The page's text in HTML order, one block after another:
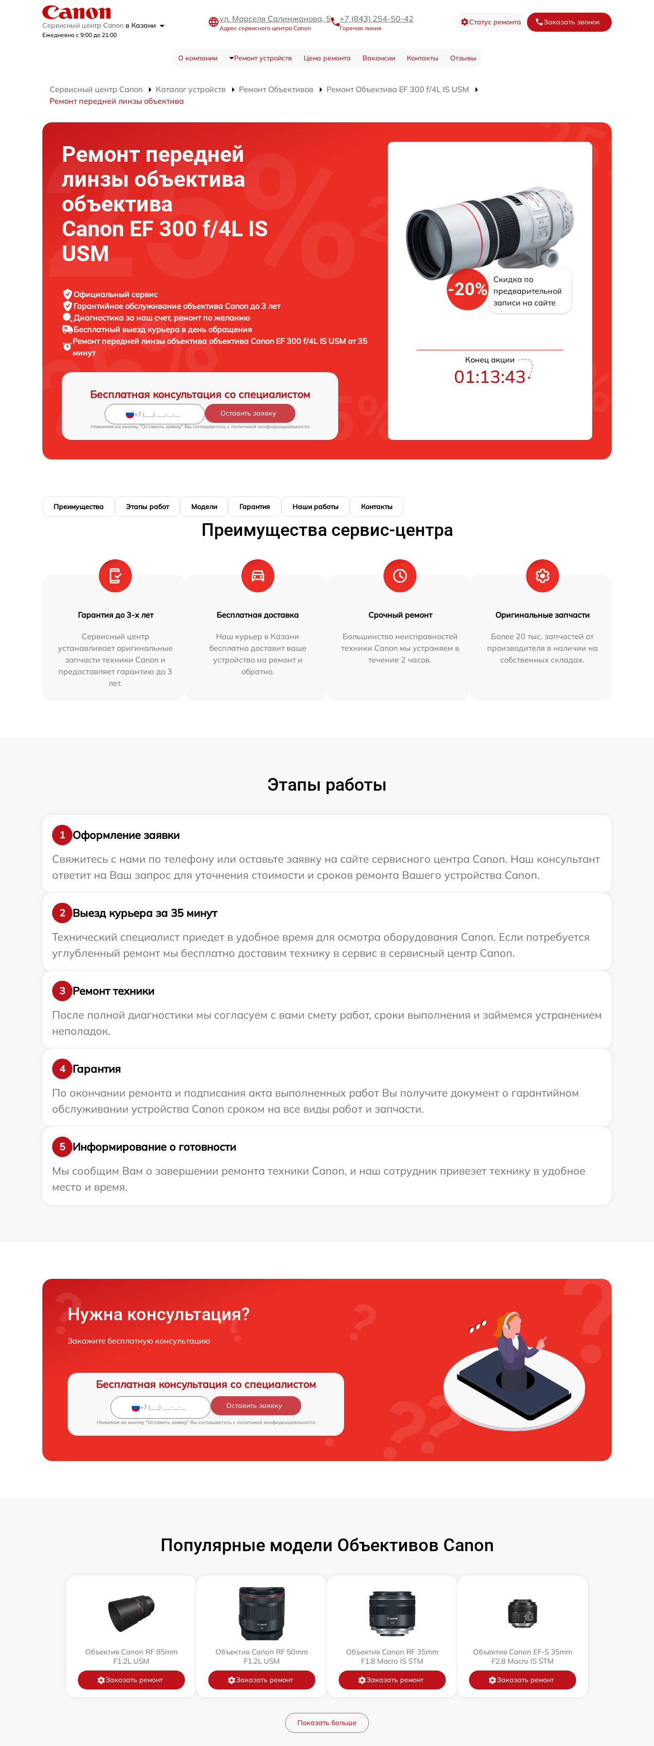
Сервисный центр Canon в Казани
Ежедневно с 9:00 до 21:00
ул. Марселя Салимжанова, 5
Адрес сервисного центра Canon
+7 (843) 254-50-42
Горячая линия
Статус ремонта Заказать звонок
О компании Ремонт устройств Цена ремонта Вакансии Контакты Отзывы
Сервисный центр Canon Каталог устройств Ремонт Объективов
Ремонт Объектива EF 300 f/4L IS USM
Ремонт передней линзы объектива
Ремонт передней
линзы объектива
объектива
Canon EF 300 f/4L IS
USM
Официальный сервис
Гарантийное обслуживание объектива Canon до 3 лет
Диагностика за наш счет, ремонт по желанию
Бесплатный выезд курьера в день обращения
Ремонт передней линзы объектива объектива Canon EF 300 f/4L IS USM от 35
минут
Бесплатная консультация со специалистом
Оставить заявку
Нажимая на кнопку "Оставить заявку" Вы соглашаетесь c политикой конфиденциальности
-20%
Скидка по
предварительной
записи на сайте
Конец акции
01:13:42
Преимущества Этапы работ Модели Гарантия Наши работы Контакты
Преимущества сервис-центра
Гарантия до 3-х лет
Сервисный центр
устанавливает оригинальные
запчасти техники Canon и
предоставляет гарантию до 3
лет.
Бесплатная доставка
Наш курьер в Казани
бесплатно доставит ваше
устройство на ремонт и
обратно.
Срочный ремонт
Большинство неисправностей
техники Canon мы устраняем в
течение 2 часов.
Оригинальные запчасти
Более 20 тыс. запчастей от
производителя в наличии на
собственных складах.
Этапы работы
1
Оформление заявки
Свяжитесь с нами по телефону или оставьте заявку на сайте сервисного центра Canon. Наш консультант
ответит на Ваш запрос для уточнения стоимости и сроков ремонта Вашего устройства Canon.
2
Выезд курьера за 35 минут
Технический специалист приедет в удобное время для осмотра оборудования Canon. Если потребуется
углубленный ремонт мы бесплатно доставим технику в сервис в сервисный центр Canon.
3
Ремонт техники
После полной диагностики мы согласуем с вами смету работ, сроки выполнения и займемся устранением
неполадок.
4
Гарантия
По окончании ремонта и подписания акта выполненных работ Вы получите документ о гарантийном
обслуживании устройства Canon сроком на все виды работ и запчасти.
5
Информирование о готовности
Мы сообщим Вам о завершении ремонта техники Canon, и наш сотрудник привезет технику в удобное
место и время.
Нужна консультация?
Закажите бесплатную консультацию
Бесплатная консультация со специалистом
Оставить заявку
Нажимая на кнопку "Оставить заявку" Вы соглашаетесь c политикой конфиденциальности
Популярные модели Объективов Canon
Объектив Canon RF 85mm
F1.2L USM
Заказать ремонт
Объектив Canon RF 50mm
F1.2L USM
Заказать ремонт
Объектив Canon RF 35mm
F1.8 Macro IS STM
Заказать ремонт
Объектив Canon EF-S 35mm
F2.8 Macro IS STM
Заказать ремонт
Показать больше